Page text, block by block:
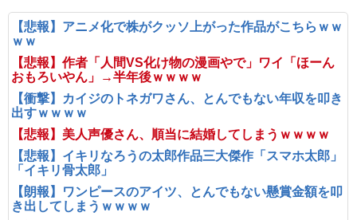
【悲報】アニメ化で株がクッソ上がった作品がこちらｗｗ
ｗｗ
【悲報】作者「人間VS化け物の漫画やで」ワイ「ほーん
おもろいやん」→半年後ｗｗｗｗ
【衝撃】カイジのトネガワさん、とんでもない年収を叩き
出すｗｗｗｗ
【悲報】美人声優さん、順当に結婚してしまうｗｗｗｗ
【悲報】イキリなろうの太郎作品三大傑作「スマホ太郎」
「イキリ骨太郎」
【朗報】ワンピースのアイツ、とんでもない懸賞金額を叩
き出してしまうｗｗｗｗ